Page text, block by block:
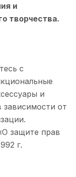
и
творчества.
с
и
зависимости от
защите прав
г.